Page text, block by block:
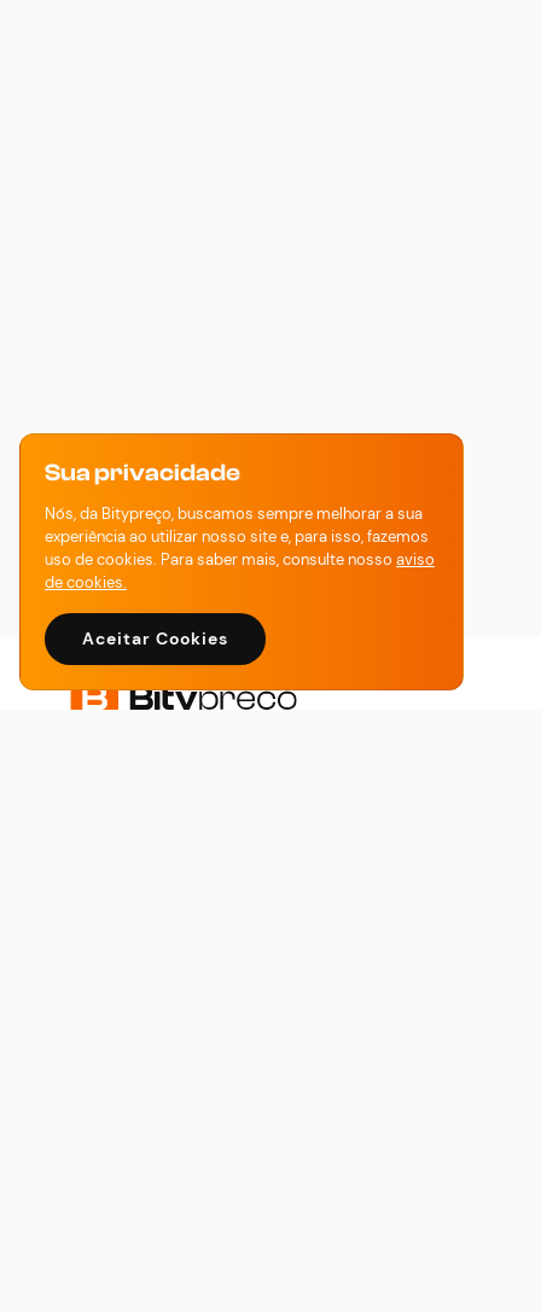
Sua privacidade
Nós, da Bitypreço, buscamos sempre melhorar a sua
experiência ao utilizar nosso site e, para isso, fazemos
uso de cookies. Para saber mais, consulte nosso aviso
de cookies.
Aceitar Cookies